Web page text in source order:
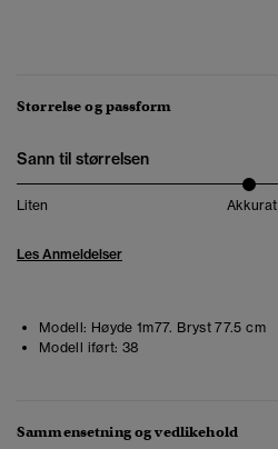
Størrelse og passform
Sann til størrelsen
Liten Akkurat
Les Anmeldelser
Modell: Høyde 1m77. Bryst 77.5 cm
Modell iført: 38
Sammensetning og vedlikehold